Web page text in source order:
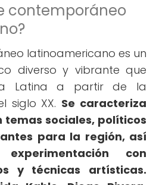
contemporáneo
latinoamericano es un
diverso y vibrante que
Latina a partir de la
siglo XX. Se caracteriza
temas sociales, políticos
para la región, así
con
y técnicas artísticas.